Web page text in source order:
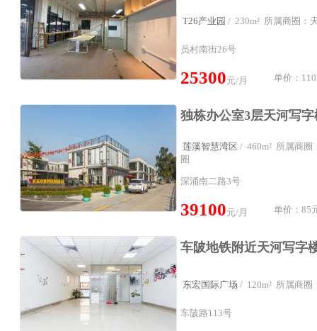
T26产业园 / 230m² 所属商圈：
员村南街26号
25300元/月 单价：110
莲溪智慧湾区 / 460m² 所属商圈
圈
深涌南二路3号
39100元/月 单价：85
东宏国际广场 / 120m² 所属商圈
车陂路113号